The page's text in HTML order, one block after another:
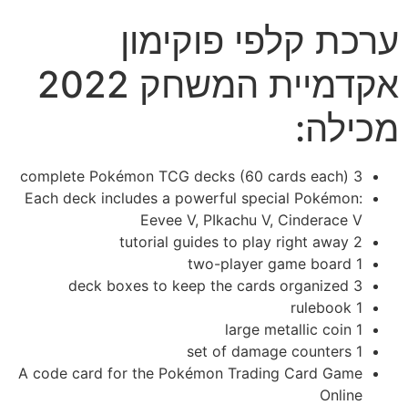
ערכת קלפי פוקימון
אקדמיית המשחק 2022
מכילה:
3 complete Pokémon TCG decks (60 cards each)
Each deck includes a powerful special Pokémon:
Eevee V, PIkachu V, Cinderace V
2 tutorial guides to play right away
1 two-player game board
3 deck boxes to keep the cards organized
1 rulebook
1 large metallic coin
1 set of damage counters
A code card for the Pokémon Trading Card Game
Online